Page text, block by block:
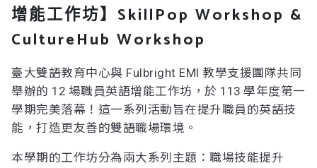
增能工作坊】SkillPop Workshop &
CultureHub Workshop
臺大雙語教育中心與 Fulbright EMI 教學支援團隊共同
舉辦的 12 場職員英語增能工作坊，於 113 學年度第一
學期完美落幕！這一系列活動旨在提升職員的英語技
能，打造更友善的雙語職場環境。
本學期的工作坊分為兩大系列主題：職場技能提升